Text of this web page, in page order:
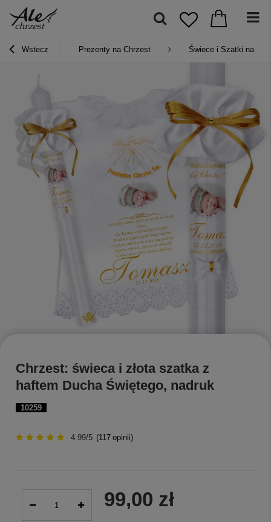
Wstecz Prezenty na Chrzest Świece i Szatki na
10259
Chrzest: świeca i złota szatka z
haftem Ducha Świętego, nadruk
4.99/5 (117 opinii)
99,00 zł